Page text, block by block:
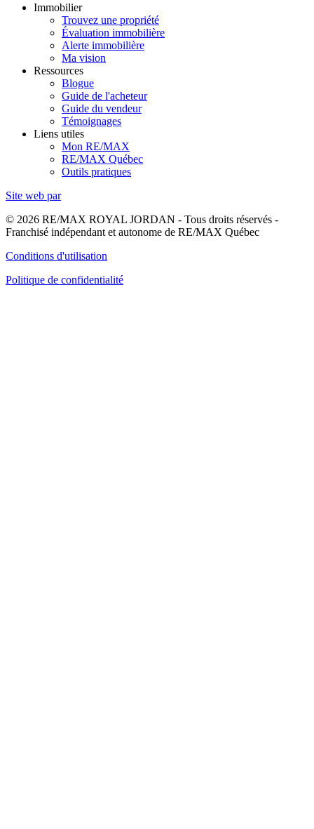
Immobilier
Trouvez une propriété
Évaluation immobilière
Alerte immobilière
Ma vision
Ressources
Blogue
Guide de l'acheteur
Guide du vendeur
Témoignages
Liens utiles
Mon RE/MAX
RE/MAX Québec
Outils pratiques
Site web par
© 2026 RE/MAX ROYAL JORDAN - Tous droits réservés -
Franchisé indépendant et autonome de RE/MAX Québec
Conditions d'utilisation
Politique de confidentialité